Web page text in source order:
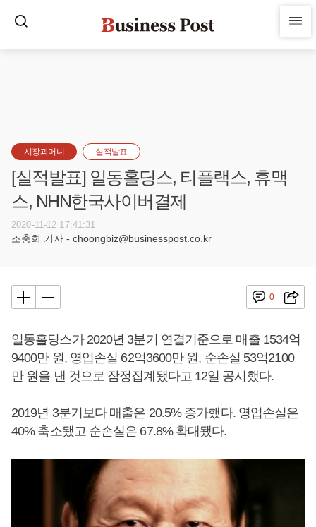
시장과머니 실적발표
[실적발표] 일동홀딩스, 티플랙스, 휴맥
스, NHN한국사이버결제
2020-11-12 17:41:31
조충희 기자 - choongbiz@businesspost.co.kr
0
일동홀딩스가 2020년 3분기 연결기준으로 매출 1534억
9400만 원, 영업손실 62억3600만 원, 순손실 53억2100
만 원을 낸 것으로 잠정집계됐다고 12일 공시했다.
2019년 3분기보다 매출은 20.5% 증가했다. 영업손실은
40% 축소됐고 순손실은 67.8% 확대됐다.